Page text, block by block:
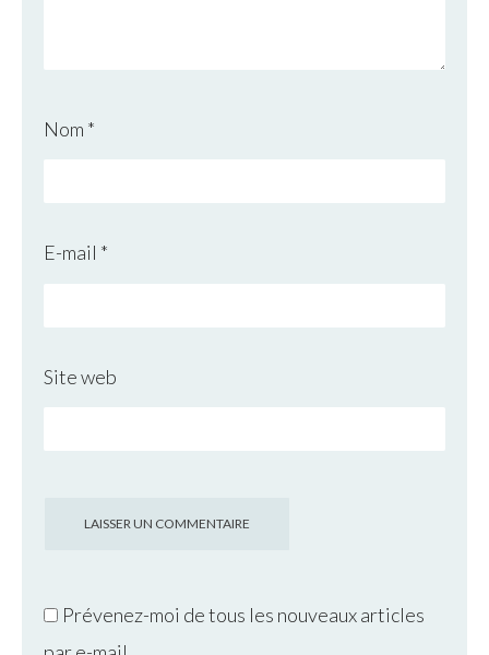
Nom *
E-mail *
Site web
Prévenez-moi de tous les nouveaux articles